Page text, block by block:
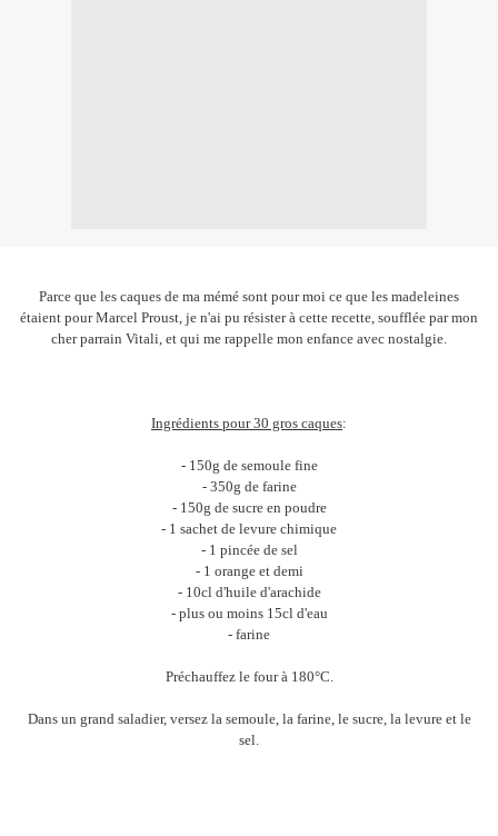
Parce que les caques de ma mémé sont pour moi ce que les madeleines
étaient pour Marcel Proust, je n'ai pu résister à cette recette, soufflée par mon
cher parrain Vitali, et qui me rappelle mon enfance avec nostalgie.
Ingrédients pour 30 gros caques:
- 150g de semoule fine
- 350g de farine
- 150g de sucre en poudre
- 1 sachet de levure chimique
- 1 pincée de sel
- 1 orange et demi
- 10cl d'huile d'arachide
- plus ou moins 15cl d'eau
- farine
Préchauffez le four à 180°C.
Dans un grand saladier, versez la semoule, la farine, le sucre, la levure et le
sel.